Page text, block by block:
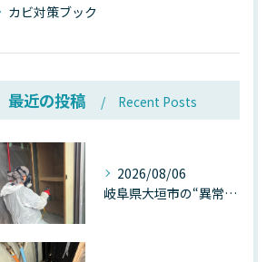
カビ対策ブック
最近の投稿 Recent Posts
2026/08/06
岐阜県大垣市の“異常に高い気温”が建物内部を腐らせる──深層カビが爆発的に増える本当の理由